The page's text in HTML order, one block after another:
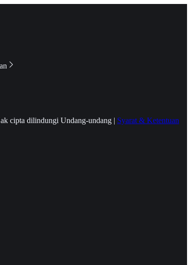
cipta dilindungi Undang-undang | Syarat & Ketentuan